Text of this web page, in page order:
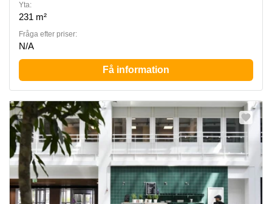
Yta:
231 m²
Fråga efter priser:
N/A
Få information